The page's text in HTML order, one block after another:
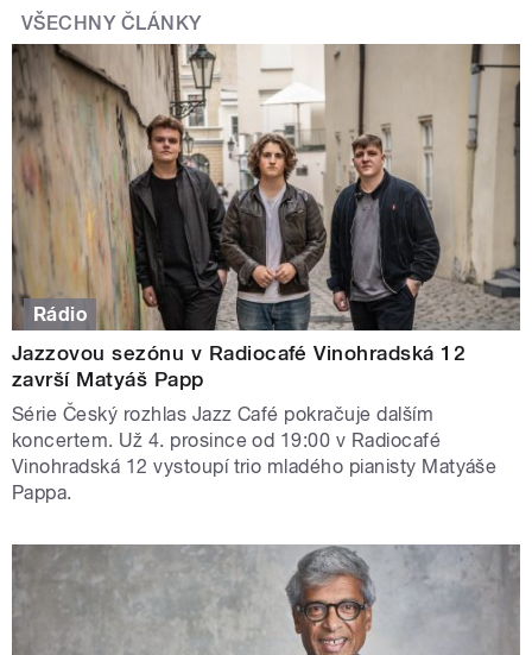
VŠECHNY ČLÁNKY
Rádio
Jazzovou sezónu v Radiocafé Vinohradská 12
završí Matyáš Papp
Série Český rozhlas Jazz Café pokračuje dalším
koncertem. Už 4. prosince od 19:00 v Radiocafé
Vinohradská 12 vystoupí trio mladého pianisty Matyáše
Pappa.